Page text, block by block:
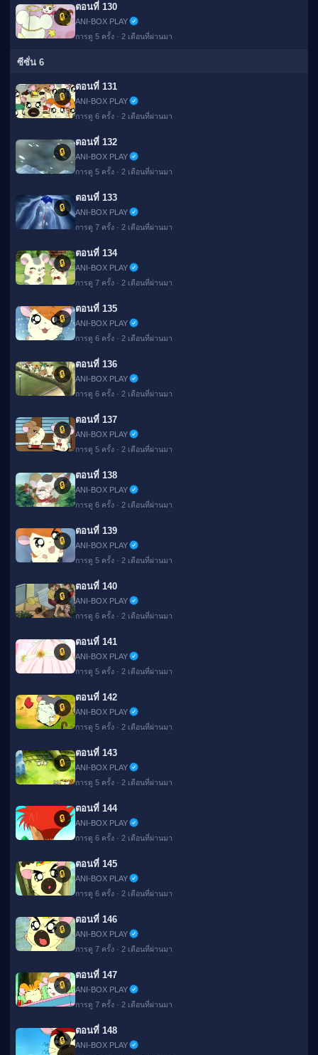
🔒
ตอนที่ 130
ANI-BOX PLAY
การดู 5 ครั้ง · 2 เดือนที่ผ่านมา
ซีซั่น 6
🔒
ตอนที่ 131
ANI-BOX PLAY
การดู 6 ครั้ง · 2 เดือนที่ผ่านมา
🔒
ตอนที่ 132
ANI-BOX PLAY
การดู 5 ครั้ง · 2 เดือนที่ผ่านมา
🔒
ตอนที่ 133
ANI-BOX PLAY
การดู 7 ครั้ง · 2 เดือนที่ผ่านมา
🔒
ตอนที่ 134
ANI-BOX PLAY
การดู 7 ครั้ง · 2 เดือนที่ผ่านมา
🔒
ตอนที่ 135
ANI-BOX PLAY
การดู 6 ครั้ง · 2 เดือนที่ผ่านมา
🔒
ตอนที่ 136
ANI-BOX PLAY
การดู 6 ครั้ง · 2 เดือนที่ผ่านมา
🔒
ตอนที่ 137
ANI-BOX PLAY
การดู 5 ครั้ง · 2 เดือนที่ผ่านมา
🔒
ตอนที่ 138
ANI-BOX PLAY
การดู 6 ครั้ง · 2 เดือนที่ผ่านมา
🔒
ตอนที่ 139
ANI-BOX PLAY
การดู 5 ครั้ง · 2 เดือนที่ผ่านมา
🔒
ตอนที่ 140
ANI-BOX PLAY
การดู 6 ครั้ง · 2 เดือนที่ผ่านมา
🔒
ตอนที่ 141
ANI-BOX PLAY
การดู 5 ครั้ง · 2 เดือนที่ผ่านมา
🔒
ตอนที่ 142
ANI-BOX PLAY
การดู 5 ครั้ง · 2 เดือนที่ผ่านมา
🔒
ตอนที่ 143
ANI-BOX PLAY
การดู 5 ครั้ง · 2 เดือนที่ผ่านมา
🔒
ตอนที่ 144
ANI-BOX PLAY
การดู 6 ครั้ง · 2 เดือนที่ผ่านมา
🔒
ตอนที่ 145
ANI-BOX PLAY
การดู 6 ครั้ง · 2 เดือนที่ผ่านมา
🔒
ตอนที่ 146
ANI-BOX PLAY
การดู 7 ครั้ง · 2 เดือนที่ผ่านมา
🔒
ตอนที่ 147
ANI-BOX PLAY
การดู 7 ครั้ง · 2 เดือนที่ผ่านมา
🔒
ตอนที่ 148
ANI-BOX PLAY